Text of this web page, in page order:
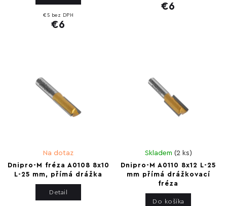
€5 bez DPH
€6
€6
Dnipro-M fréza A0108 8x10
L-25 mm, přímá drážka
Na dotaz
Detail
Dnipro-M A0110 8x12 L-25
mm přímá drážkovací
fréza
Skladem (2 ks)
Do košíka